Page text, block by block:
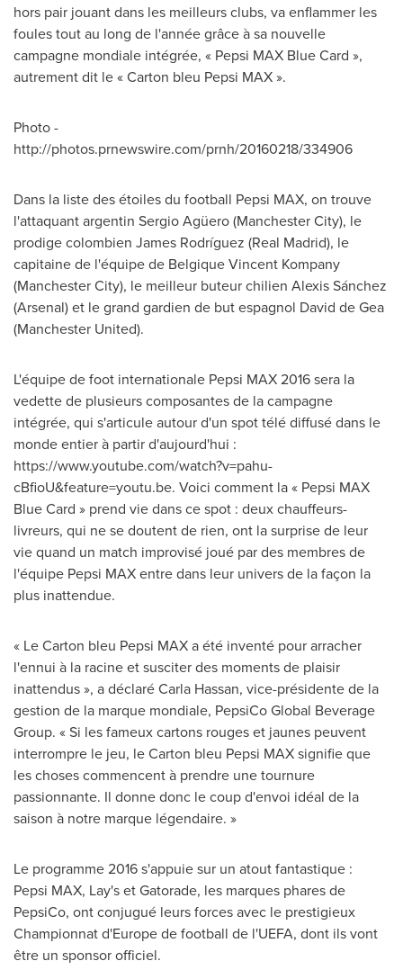
hors pair jouant dans les meilleurs clubs, va enflammer les
foules tout au long de l'année grâce à sa nouvelle
campagne mondiale intégrée, « Pepsi MAX Blue Card »,
autrement dit le « Carton bleu Pepsi MAX ».
Photo -
http://photos.prnewswire.com/prnh/20160218/334906
Dans la liste des étoiles du football Pepsi MAX, on trouve
l'attaquant argentin Sergio Agüero (Manchester City), le
prodige colombien James Rodríguez (Real Madrid), le
capitaine de l'équipe de Belgique Vincent Kompany
(Manchester City), le meilleur buteur chilien Alexis Sánchez
(Arsenal) et le grand gardien de but espagnol David de Gea
(Manchester United).
L'équipe de foot internationale Pepsi MAX 2016 sera la
vedette de plusieurs composantes de la campagne
intégrée, qui s'articule autour d'un spot télé diffusé dans le
monde entier à partir d'aujourd'hui :
https://www.youtube.com/watch?v=pahu-
cBfioU&feature=youtu.be. Voici comment la « Pepsi MAX
Blue Card » prend vie dans ce spot : deux chauffeurs-
livreurs, qui ne se doutent de rien, ont la surprise de leur
vie quand un match improvisé joué par des membres de
l'équipe Pepsi MAX entre dans leur univers de la façon la
plus inattendue.
« Le Carton bleu Pepsi MAX a été inventé pour arracher
l'ennui à la racine et susciter des moments de plaisir
inattendus », a déclaréCarla Hassan, vice-présidente de la
gestion de la marque mondiale, PepsiCo Global Beverage
Group. « Si les fameux cartons rouges et jaunes peuvent
interrompre le jeu, le Carton bleu Pepsi MAX signifie que
les choses commencent à prendre une tournure
passionnante. Il donne donc le coup d'envoi idéal de la
saison à notre marque légendaire. »
Le programme 2016 s'appuie sur un atout fantastique :
Pepsi MAX, Lay's et Gatorade, les marques phares de
PepsiCo, ont conjugué leurs forces avec le prestigieux
Championnat d'Europede football de l'UEFA, dont ils vont
être un sponsor officiel.